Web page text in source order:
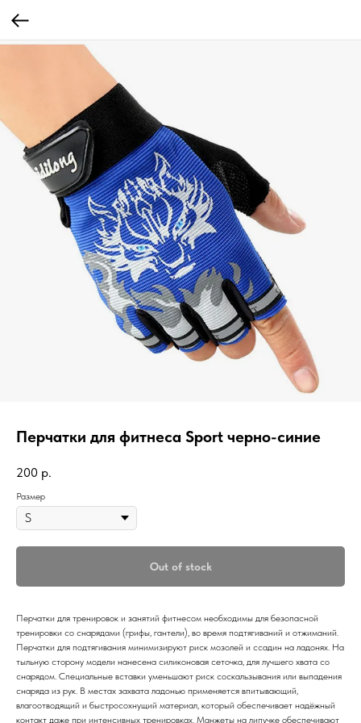
Перчатки для фитнеса Sport черно-синие
200 р.
Размер
Out of stock
Перчатки для тренировок и занятий фитнесом необходимы для безопасной
тренировки со снарядами (грифы, гантели), во время подтягиваний и отжиманий.
Перчатки для подтягивания минимизируют риск мозолей и ссадин на ладонях. На
тыльную сторону модели нанесена силиконовая сеточка, для лучшего хвата со
снарядом. Специальные вставки уменьшают риск соскальзывания или выпадения
снаряда из рук. В местах захвата ладонью применяется впитывающий,
влагоотводящий и быстросохнущий материал, который обеспечивает надёжный
контакт даже при интенсивных тренировках. Манжеты на липучке обеспечивают